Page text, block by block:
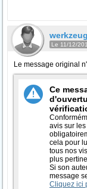
werkzeug
Le 11/12/
Le message original
Ce
avis sur
cela pour
tous nos
plus
Si son
message
Cliquez ici